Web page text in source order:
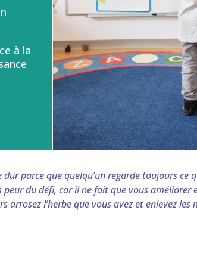
à la
parce que quelqu’un regarde toujours ce
peur du défi, car il ne fait que vous améliorer
arrosez l’herbe que vous avez et enlevez les